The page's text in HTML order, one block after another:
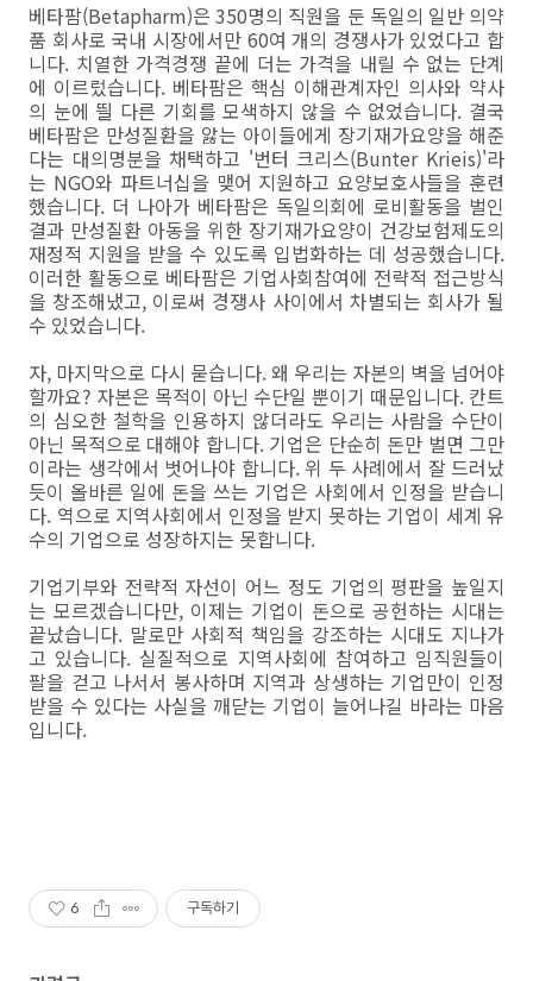
베타팜(Betapharm)은 350명의 직원을 둔 독일의 일반 의약
품 회사로 국내 시장에서만 60여 개의 경쟁사가 있었다고 합
니다. 치열한 가격경쟁 끝에 더는 가격을 내릴 수 없는 단계
에 이르렀습니다. 베타팜은 핵심 이해관계자인 의사와 약사
의 눈에 띌 다른 기회를 모색하지 않을 수 없었습니다. 결국
베타팜은 만성질환을 앓는 아이들에게 장기재가요양을 해준
다는 대의명분을 채택하고 '번터 크리스(Bunter Krieis)'라
는 NGO와 파트너십을 맺어 지원하고 요양보호사들을 훈련
했습니다. 더 나아가 베타팜은 독일의회에 로비활동을 벌인
결과 만성질환 아동을 위한 장기재가요양이 건강보험제도의
재정적 지원을 받을 수 있도록 입법화하는 데 성공했습니다.
이러한 활동으로 베타팜은 기업사회참여에 전략적 접근방식
을 창조해냈고, 이로써 경쟁사 사이에서 차별되는 회사가 될
수 있었습니다.
자, 마지막으로 다시 묻습니다. 왜 우리는 자본의 벽을 넘어야
할까요? 자본은 목적이 아닌 수단일 뿐이기 때문입니다. 칸트
의 심오한 철학을 인용하지 않더라도 우리는 사람을 수단이
아닌 목적으로 대해야 합니다. 기업은 단순히 돈만 벌면 그만
이라는 생각에서 벗어나야 합니다. 위 두 사례에서 잘 드러났
듯이 올바른 일에 돈을 쓰는 기업은 사회에서 인정을 받습니
다. 역으로 지역사회에서 인정을 받지 못하는 기업이 세계 유
수의 기업으로 성장하지는 못합니다.
기업기부와 전략적 자선이 어느 정도 기업의 평판을 높일지
는 모르겠습니다만, 이제는 기업이 돈으로 공헌하는 시대는
끝났습니다. 말로만 사회적 책임을 강조하는 시대도 지나가
고 있습니다. 실질적으로 지역사회에 참여하고 임직원들이
팔을 걷고 나서서 봉사하며 지역과 상생하는 기업만이 인정
받을 수 있다는 사실을 깨닫는 기업이 늘어나길 바라는 마음
입니다.
6 구독하기